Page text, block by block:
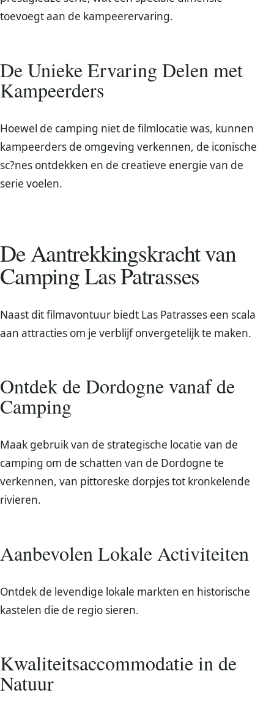
toevoegt aan de kampeerervaring.
De Unieke Ervaring Delen met
Kampeerders
Hoewel de camping niet de filmlocatie was, kunnen
kampeerders de omgeving verkennen, de iconische
sc?nes ontdekken en de creatieve energie van de
serie voelen.
De Aantrekkingskracht van
Camping Las Patrasses
Naast dit filmavontuur biedt Las Patrasses een scala
aan attracties om je verblijf onvergetelijk te maken.
Ontdek de Dordogne vanaf de
Camping
Maak gebruik van de strategische locatie van de
camping om de schatten van de Dordogne te
verkennen, van pittoreske dorpjes tot kronkelende
rivieren.
Aanbevolen Lokale Activiteiten
Ontdek de levendige lokale markten en historische
kastelen die de regio sieren.
Kwaliteitsaccommodatie in de
Natuur